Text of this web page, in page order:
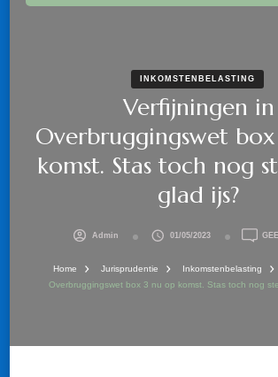
INKOMSTENBELASTING
Verfijningen in
Overbruggingswet
komst. Stas toch nog
glad ijs?
Admin 01/05/2023
Home Jurisprudentie Inkomstenbelasting
Overbruggingswet box 3 nu op komst. Stas toch nog